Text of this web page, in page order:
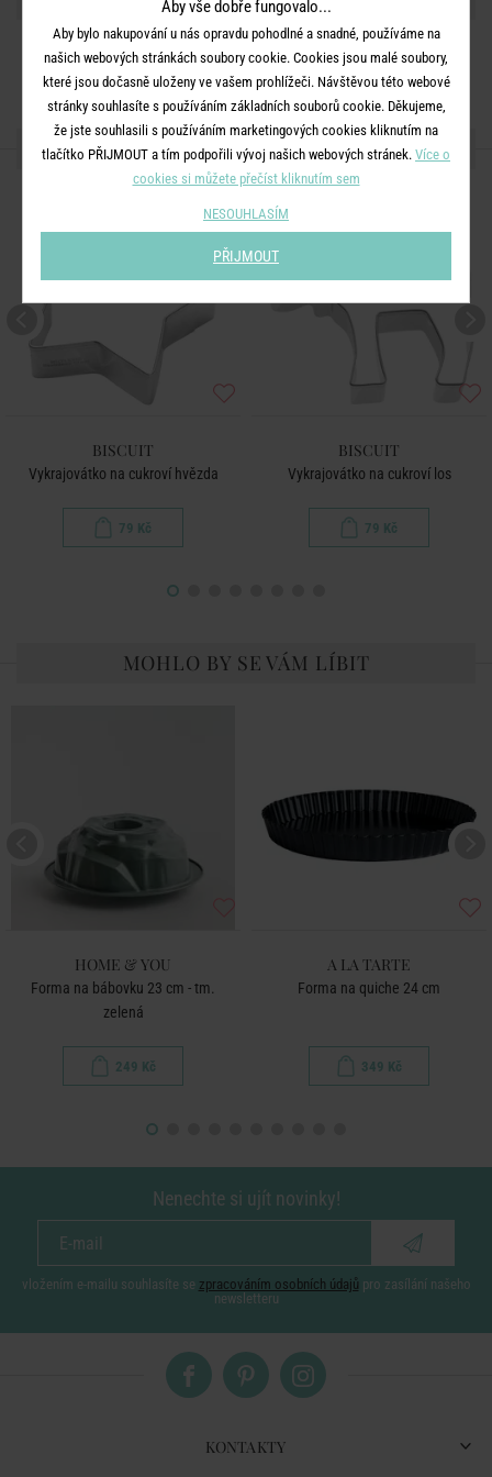
DALŠÍ PRODUKTY ZE SÉRIE
BISCUIT
Vykrajovátko na cukroví hvězda
79 Kč
BISCUIT
Vykrajovátko na cukroví los
79 Kč
MOHLO BY SE VÁM LÍBIT
HOME & YOU
Forma na bábovku 23 cm - tm.
zelená
249 Kč
A LA TARTE
Forma na quiche 24 cm
349 Kč
Nenechte si ujít novinky!
vložením e-mailu souhlasíte se zpracováním osobních údajů pro zasílání našeho
newsletteru
KONTAKTY
Aby vše dobře fungovalo...
Aby bylo nakupování u nás opravdu pohodlné a snadné, používáme na
našich webových stránkách soubory cookie. Cookies jsou malé soubory,
které jsou dočasně uloženy ve vašem prohlížeči. Návštěvou této webové
stránky souhlasíte s používáním základních souborů cookie. Děkujeme,
že jste souhlasili s používáním marketingových cookies kliknutím na
tlačítko PŘIJMOUT a tím podpořili vývoj našich webových stránek. Více o
cookies si můžete přečíst kliknutím sem
NESOUHLASÍM
PŘIJMOUT